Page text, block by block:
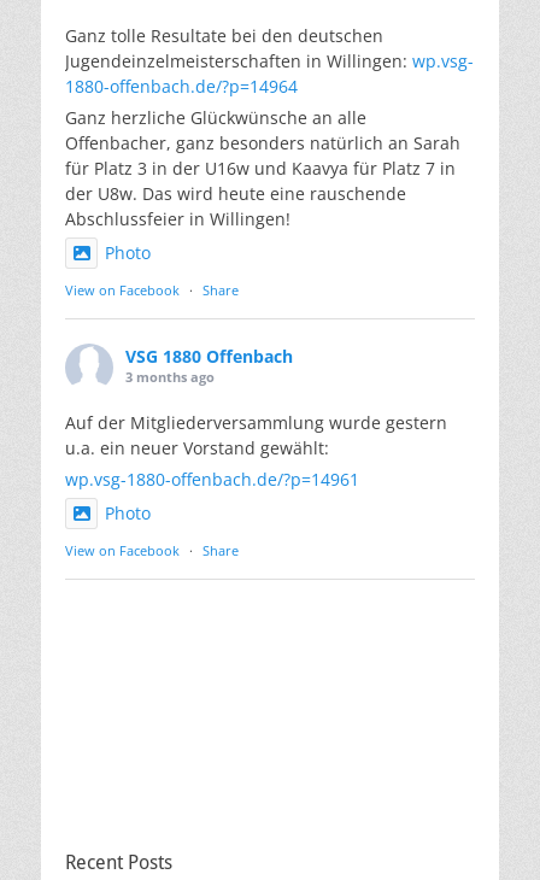
Ganz tolle Resultate bei den deutschen
Jugendeinzelmeisterschaften in Willingen: wp.vsg-
1880-offenbach.de/?p=14964
Ganz herzliche Glückwünsche an alle
Offenbacher, ganz besonders natürlich an Sarah
für Platz 3 in der U16w und Kaavya für Platz 7 in
der U8w. Das wird heute eine rauschende
Abschlussfeier in Willingen!
Photo
View on Facebook · Share
VSG 1880 Offenbach
3 months ago
Auf der Mitgliederversammlung wurde gestern
u.a. ein neuer Vorstand gewählt:
wp.vsg-1880-offenbach.de/?p=14961
Photo
View on Facebook · Share
Recent Posts